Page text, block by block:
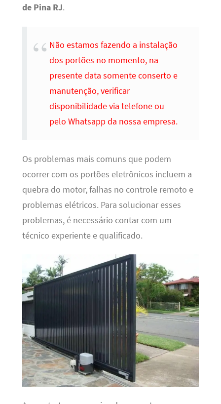
de Pina RJ.
Não estamos fazendo a instalação
dos portões no momento, na
presente data somente conserto e
manutenção, verificar
disponibilidade via telefone ou
pelo Whatsapp da nossa empresa.
Os problemas mais comuns que podem
ocorrer com os portões eletrônicos incluem a
quebra do motor, falhas no controle remoto e
problemas elétricos. Para solucionar esses
problemas, é necessário contar com um
técnico experiente e qualificado.